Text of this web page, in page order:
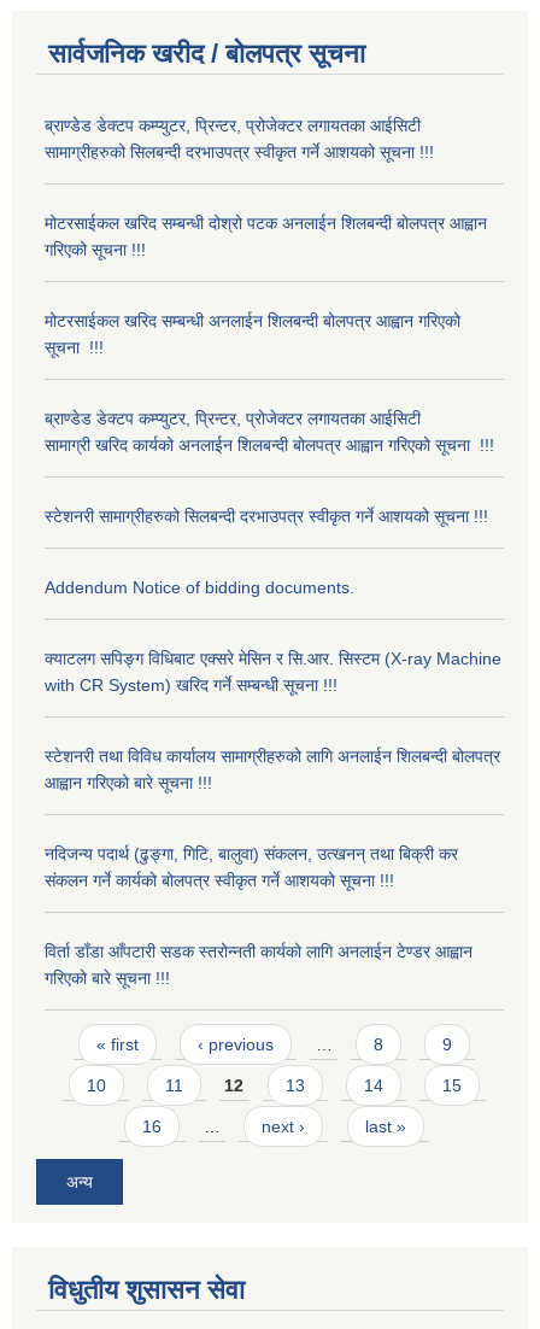
सार्वजनिक खरीद / बोलपत्र सूचना
ब्राण्डेड डेक्टप कम्प्युटर, प्रिन्टर, प्रोजेक्टर लगायतका आईसिटी
सामाग्रीहरुको सिलबन्दी दरभाउपत्र स्वीकृत गर्ने आशयको सूचना !!!
मोटरसाईकल खरिद सम्बन्धी दोश्रो पटक अनलाईन शिलबन्दी बोलपत्र आह्वान
गरिएको सूचना !!!
मोटरसाईकल खरिद सम्बन्धी अनलाईन शिलबन्दी बोलपत्र आह्वान गरिएको
सूचना !!!
ब्राण्डेड डेक्टप कम्प्युटर, प्रिन्टर, प्रोजेक्टर लगायतका आईसिटी
सामाग्री खरिद कार्यको अनलाईन शिलबन्दी बोलपत्र आह्वान गरिएको सूचना !!!
स्टेशनरी सामाग्रीहरुको सिलबन्दी दरभाउपत्र स्वीकृत गर्ने आशयको सूचना !!!
Addendum Notice of bidding documents.
क्याटलग सपिङ्ग विधिबाट एक्सरे मेसिन र सि.आर. सिस्टम (X-ray Machine
with CR System) खरिद गर्ने सम्बन्धी सूचना !!!
स्टेशनरी तथा विविध कार्यालय सामाग्रीहरुको लागि अनलाईन शिलबन्दी बोलपत्र
आह्वान गरिएको बारे सूचना !!!
नदिजन्य पदार्थ (ढुङ्गा, गिटि, बालुवा) संकलन, उत्खनन् तथा बिक्री कर
संकलन गर्ने कार्यको बोलपत्र स्वीकृत गर्ने आशयको सूचना !!!
विर्ता डाँडा आँपटारी सडक स्तरोन्नती कार्यको लागि अनलाईन टेण्डर आह्वान
गरिएको बारे सूचना !!!
Pages
« first ‹ previous 8 9
10 11 12 13 14 15
16 next › last »
अन्य
विधुतीय शुसासन सेवा